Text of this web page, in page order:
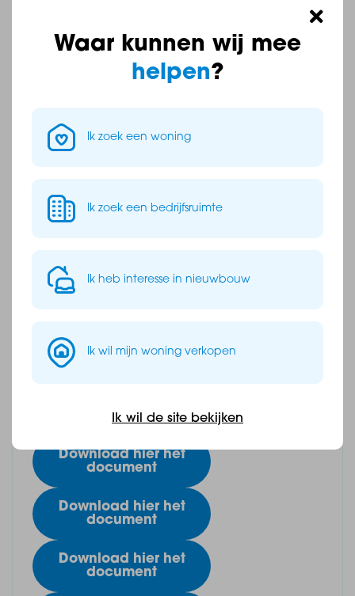
Download hier het
document
Download hier het
Download hier het
document
Download hier het
Download hier het
document
Download hier het
document
Download hier het
document
Download hier het
document
Waar kunnen wij mee
helpen?
Ik zoek een woning
Ik zoek een bedrijfsruimte
Ik heb interesse in nieuwbouw
Ik wil mijn woning verkopen
Ik wil de site bekijken